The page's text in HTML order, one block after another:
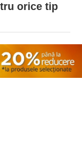
orice tip